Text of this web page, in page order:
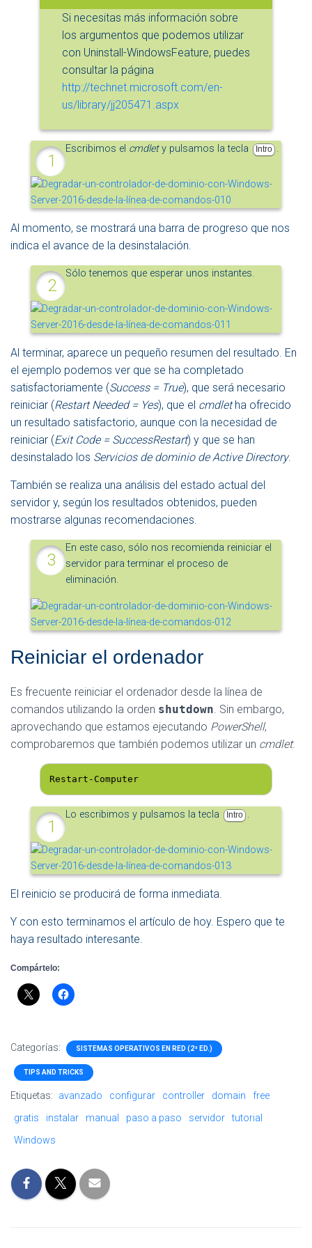
Si necesitas más información sobre
los argumentos que podemos utilizar
con Uninstall-WindowsFeature, puedes
consultar la página
http://technet.microsoft.com/en-
us/library/jj205471.aspx
Escribimos el cmdlety pulsamos la tecla Intro .
Al momento, se mostrará una barra de progreso que nos
indica el avance de la desinstalación.
Sólo tenemos que esperar unos instantes.
Al terminar, aparece un pequeño resumen del resultado. En
el ejemplo podemos ver que se ha completado
satisfactoriamente (Success = True), que será necesario
reiniciar (Restart Needed = Yes), que el cmdletha ofrecido
un resultado satisfactorio, aunque con la necesidad de
reiniciar (Exit Code = SuccessRestart) y que se han
desinstalado los Servicios de dominio de Active Directory.
También se realiza una análisis del estado actual del
servidor y, según los resultados obtenidos, pueden
mostrarse algunas recomendaciones.
En este caso, sólo nos recomienda reiniciar el
servidor para terminar el proceso de
eliminación.
Reiniciar el ordenador
Es frecuente reiniciar el ordenador desde la línea de
comandos utilizando la orden shutdown. Sin embargo,
aprovechando que estamos ejecutando PowerShell,
comprobaremos que también podemos utilizar un cmdlet:
Restart-Computer
Lo escribimos y pulsamos la tecla Intro .
El reinicio se producirá de forma inmediata.
Y con esto terminamos el artículo de hoy. Espero que te
haya resultado interesante.
Compártelo:
Categorías: SISTEMAS OPERATIVOS EN RED (2ª ED.)
TIPS AND TRICKS
Etiquetas: avanzado configurar controller domain
free
gratis
instalar manual paso a paso servidor
tutorial
Windows